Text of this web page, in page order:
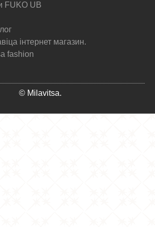
FUKO UB
інтернет магазин.
fashion
© Milavitsa.